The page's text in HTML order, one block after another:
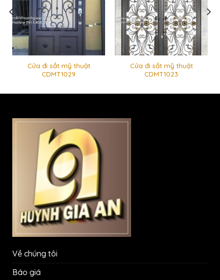
Cửa đi sắt mỹ thuật
CDMT1029
Cửa đi sắt mỹ thuật
CDMT1023
Về chúng tôi
Báo giá